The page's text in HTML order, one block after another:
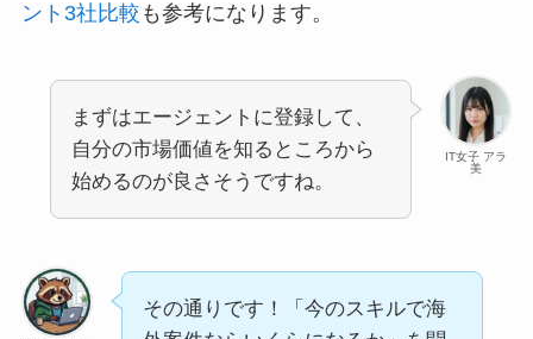
ント3社比較 も参考になります。
IT女子 アラ
美
まずはエージェントに登録して、
自分の市場価値を知るところから
始めるのが良さそうですね。
その通りです！「今のスキルで海